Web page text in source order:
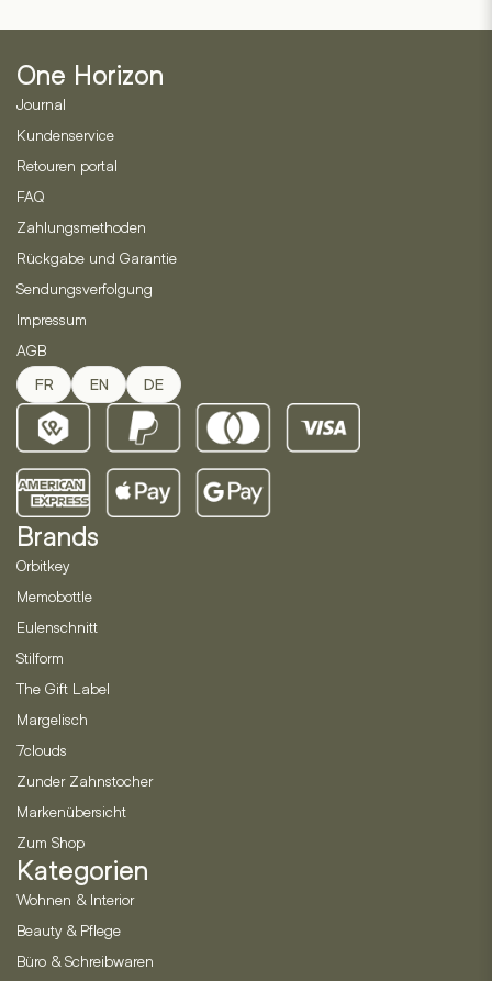
One Horizon
Journal
Kundenservice
Retouren portal
FAQ
Zahlungsmethoden
Rückgabe und Garantie
Sendungsverfolgung
Impressum
AGB
FR EN DE
Brands
Orbitkey
Memobottle
Eulenschnitt
Stilform
The Gift Label
Margelisch
7clouds
Zunder Zahnstocher
Markenübersicht
Zum Shop
Kategorien
Wohnen & Interior
Beauty & Pflege
Büro & Schreibwaren